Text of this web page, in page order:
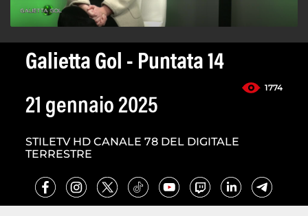
Galietta Gol - Puntata 14
1774
21 gennaio 2025
STILETV HD CANALE 78 DEL DIGITALE
TERRESTRE